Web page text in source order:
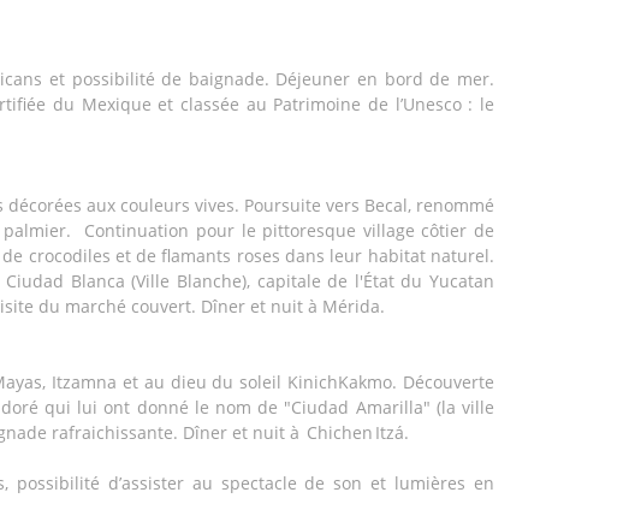
et possibilité de baignade. Déjeuner en bord de mer.
du Mexique et classée au Patrimoine de l’Unesco : le
aux couleurs vives. Poursuite vers Becal, renommé
Continuation pour le pittoresque village côtier de
crocodiles et de flamants roses dans leur habitat naturel.
Blanca (Ville Blanche), capitale de l'État du Yucatan
du marché couvert. Dîner et nuit à Mérida.
Itzamna et au dieu du soleil KinichKakmo. Découverte
qui lui ont donné le nom de "Ciudad Amarilla" (la ville
rafraichissante. Dîner et nuit à Chichen Itzá.
d’assister au spectacle de son et lumières en